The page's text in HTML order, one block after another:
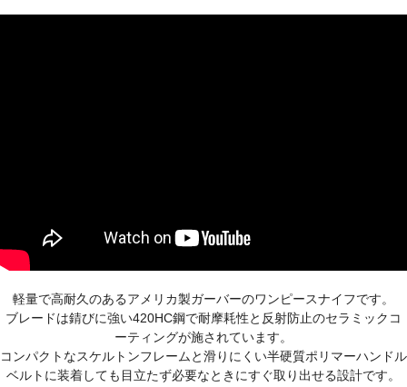
軽量で高耐久のあるアメリカ製ガーバーのワンピースナイフです。
ブレードは錆びに強い420HC鋼で耐摩耗性と反射防止のセラミックコ
ーティングが施されています。
コンパクトなスケルトンフレームと滑りにくい半硬質ポリマーハンドル
ベルトに装着しても目立たず必要なときにすぐ取り出せる設計です。